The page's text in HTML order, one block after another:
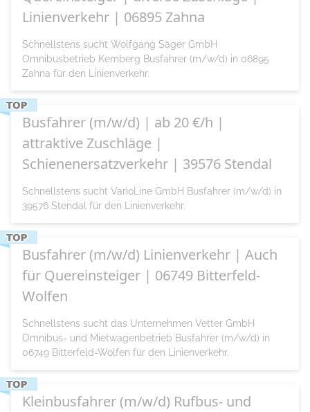
Linienverkehr | 06895 Zahna
Schnellstens sucht Wolfgang Säger GmbH
Omnibusbetrieb Kemberg Busfahrer (m/w/d) in 06895
Zahna für den Linienverkehr.
Busfahrer (m/w/d) | ab 20 €/h |
attraktive Zuschläge |
Schienenersatzverkehr | 39576 Stendal
Schnellstens sucht VarioLine GmbH Busfahrer (m/w/d) in
39576 Stendal für den Linienverkehr.
Busfahrer (m/w/d) Linienverkehr | Auch
für Quereinsteiger | 06749 Bitterfeld-
Wolfen
Schnellstens sucht das Unternehmen Vetter GmbH
Omnibus- und Mietwagenbetrieb Busfahrer (m/w/d) in
06749 Bitterfeld-Wolfen für den Linienverkehr.
Kleinbusfahrer (m/w/d) Rufbus- und